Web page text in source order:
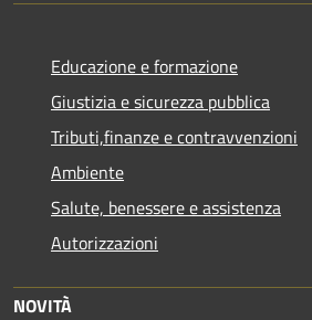
Educazione e formazione
Giustizia e sicurezza pubblica
Tributi,finanze e contravvenzioni
Ambiente
Salute, benessere e assistenza
Autorizzazioni
NOVITÀ